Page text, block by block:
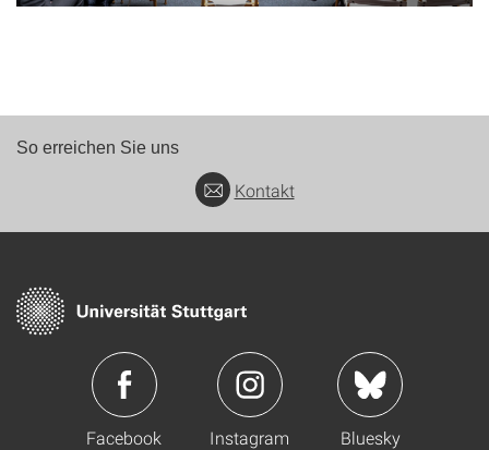
So erreichen Sie uns
Kontakt
Facebook Instagram Bluesky